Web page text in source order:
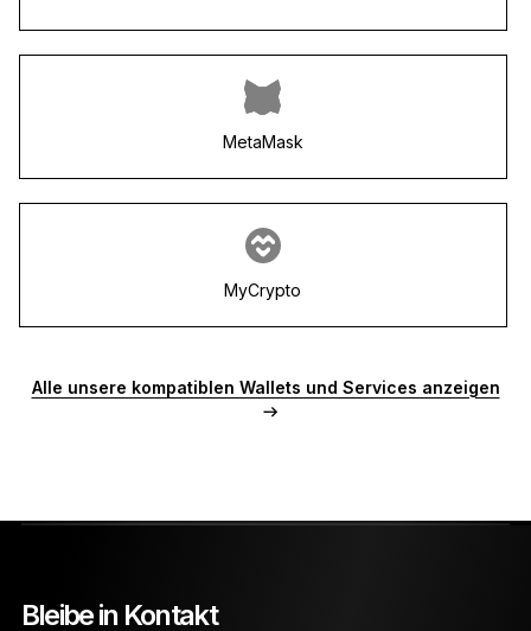
MetaMask
MyCrypto
Alle unsere kompatiblen Wallets und Services anzeigen
Bleibe in Kontakt